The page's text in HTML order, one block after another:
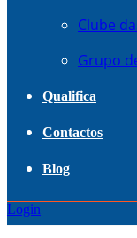
Clube
Grupo
Qualifica
Contactos
Blog
Login